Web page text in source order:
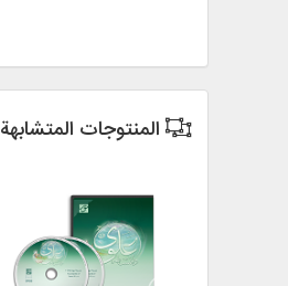
المنتوجات المتشابهة